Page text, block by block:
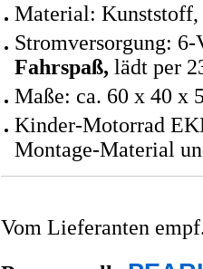
Material:
Stromversorgung:
Fahrspaß, lädt per
Maße: ca. 60 x 40 x
Kinder-Motorrad
Montage-Material
Vom Lieferanten